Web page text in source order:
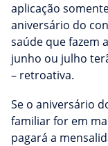
aplicação
aniversário do
saúde que fazem
junho ou julho
– retroativa.
Se o aniversário
familiar for em
pagará a